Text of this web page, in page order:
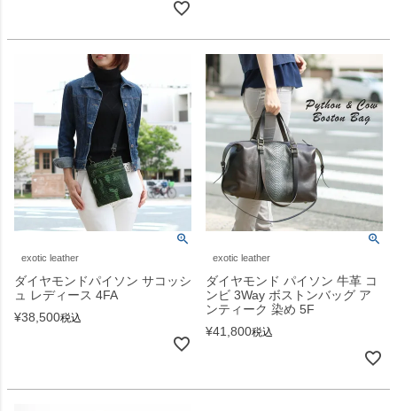
exotic leather
ダイヤモンドパイソン サコッシ
ュ レディース 4FA
¥38,500税込
exotic leather
ダイヤモンド パイソン 牛革 コ
ンビ 3Way ボストンバッグ ア
ンティーク 染め 5F
¥41,800税込